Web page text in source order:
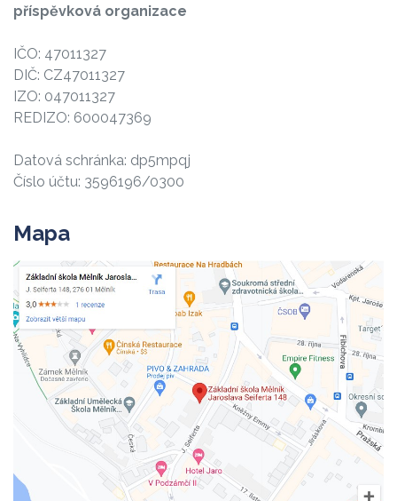
příspěvková organizace
IČO: 47011327
DIČ: CZ47011327
IZO: 047011327
REDIZO: 600047369
Datová schránka: dp5mpqj
Číslo účtu: 3596196/0300
Mapa